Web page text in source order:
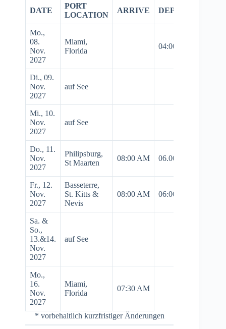
DATE
PORT
LOCATION
ARRIVE DEPART
Mo.,
08.
Nov.
2027
Miami,
Florida
04:00 PM
Di., 09.
Nov.
2027
auf See
Mi., 10.
Nov.
2027
auf See
Do., 11.
Nov.
2027
Philipsburg,
St Maarten
08:00 AM 06.00 PM
Fr., 12.
Nov.
2027
Basseterre,
St. Kitts &
Nevis
08:00 AM 06:00 PM
Sa. &
So.,
13.&14.
Nov.
2027
auf See
Mo.,
16.
Nov.
2027
Miami,
Florida
07:30 AM
* vorbehaltlich kurzfristiger Änderungen